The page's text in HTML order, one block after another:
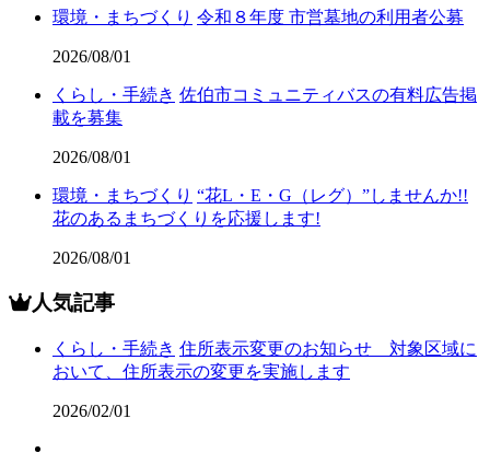
環境・まちづくり 令和８年度 市営墓地の利用者公募
2026/08/01
くらし・手続き 佐伯市コミュニティバスの有料広告掲
載を募集
2026/08/01
環境・まちづくり “花L・E・G（レグ）”しませんか!!
花のあるまちづくりを応援します!
2026/08/01
人気記事
くらし・手続き 住所表示変更のお知らせ 対象区域に
おいて、住所表示の変更を実施します
2026/02/01